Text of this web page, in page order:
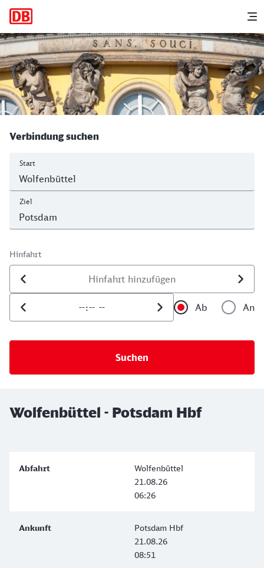
Hauptnavigation
Wolfenbüttel - Potsdam Hbf
Verbindung suchen
Start
Ziel
Hinfahrt
Datum der Hinfahrt
Uhrzeit der Hinfahrt
Ab
An
Wolfenbüttel - Potsdam Hbf
Wolfenbüttel
21.08.26
06:26
Potsdam Hbf
21.08.26
08:51